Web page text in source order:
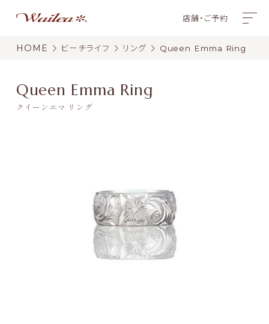
店舗・ご予約
HOME ビーチライフ リング Queen Emma Ring
Queen Emma Ring
クイーンエマ リング